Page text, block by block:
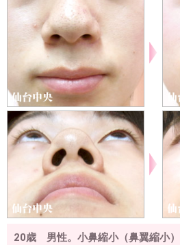
20歳 男性。小鼻縮小（鼻翼縮小